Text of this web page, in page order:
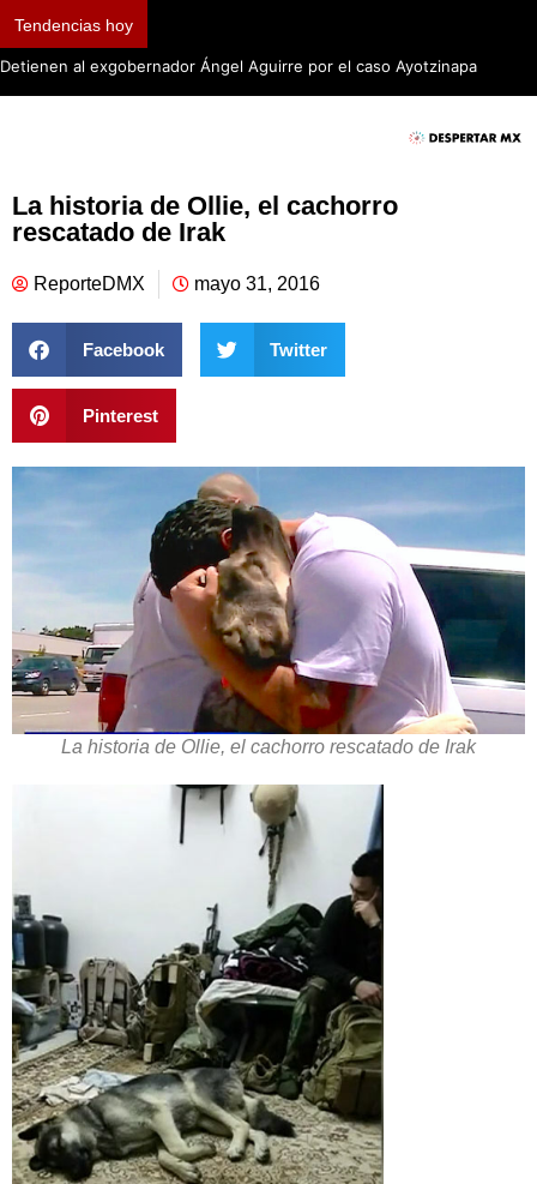
Tendencias hoy
Detienen al exgobernador Ángel Aguirre por el caso Ayotzinapa
La historia de Ollie, el cachorro
rescatado de Irak
ReporteDMX mayo 31, 2016
Facebook Twitter
Pinterest
La historia de Ollie, el cachorro rescatado de Irak